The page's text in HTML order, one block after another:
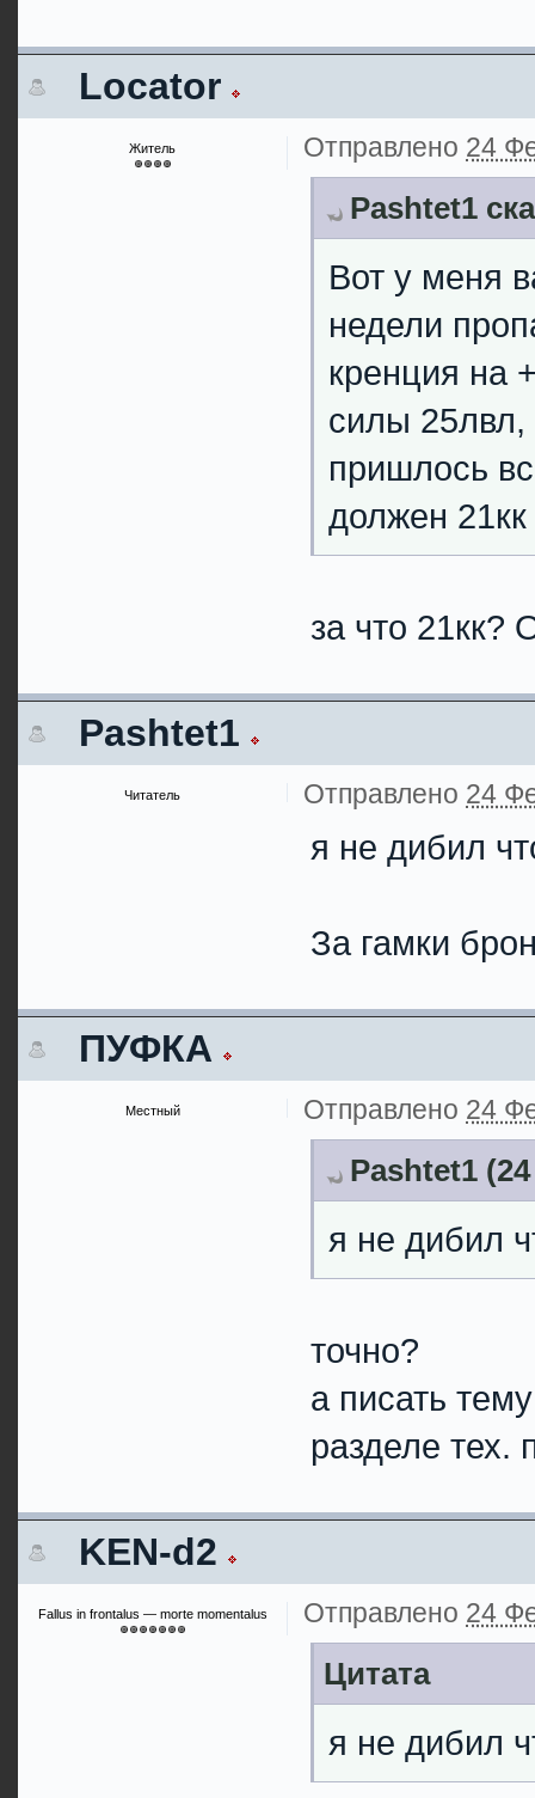
Locator
Житель Отправлено 24
Pashtet1
Вот у меня
недели
кренция на
силы
пришлось
должен 21кк
за что 21кк?
Pashtet1
Читатель Отправлено 24
я не дибил
За гамки
ПУФКА
Местный Отправлено 24
Pashtet1
я не дибил
точно?
а писать
разделе тех.
KEN-d2
Fallus in frontalus — morte momentalus Отправлено 24
Цитата
я не дибил